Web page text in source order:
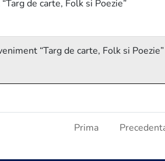
de carte, Folk si Poezie”
“Targ de carte, Folk si Poezie”
Prima